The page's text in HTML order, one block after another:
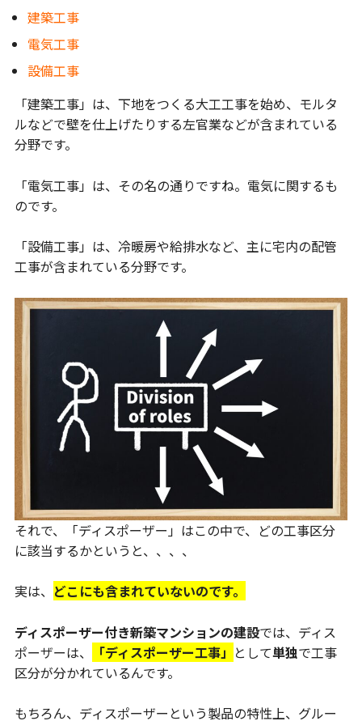
建築工事
電気工事
設備工事
「建築工事」は、下地をつくる大工工事を始め、モルタ
ルなどで壁を仕上げたりする左官業などが含まれている
分野です。
「電気工事」は、その名の通りですね。電気に関するも
のです。
「設備工事」は、冷暖房や給排水など、主に宅内の配管
工事が含まれている分野です。
それで、「ディスポーザー」はこの中で、どの工事区分
に該当するかというと、、、、
実は、 どこにも含まれていないのです。
ディスポーザー付き新築マンションの建設では、ディス
ポーザーは、
「ディスポーザー工事」 として単独で工事
区分が分かれているんです。
もちろん、ディスポーザーという製品の特性上、グルー